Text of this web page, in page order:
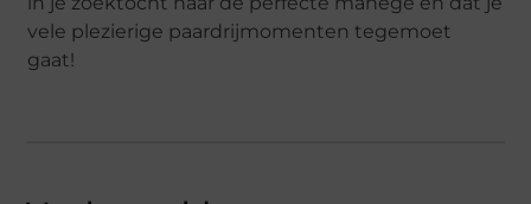
vele plezierige paardrijmomenten tegemoet
gaat!